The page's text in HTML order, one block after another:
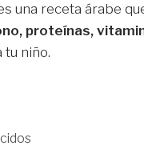
una receta árabe
proteínas,
tu niño.